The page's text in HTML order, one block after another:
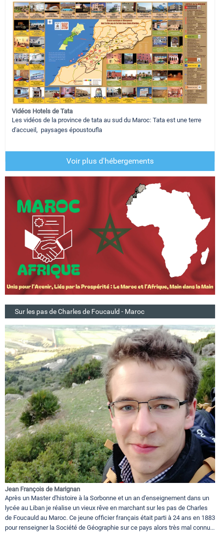
Vidéos Hotels de Tata
Les vidéos de la province de tata au sud du Maroc: Tata est une terre
d'accueil, paysages époustoufla
Voir plus d'hébergements
Sur les pas de Charles de Foucauld - Maroc
Jean François de Marignan
Après un Master d'histoire à la Sorbonne et un an d'enseignement dans un
lycée au Liban je réalise un vieux rêve en marchant sur les pas de Charles
de Foucauld au Maroc. Ce jeune officier français était parti à 24 ans en 1883
pour renseigner la Société de Géographie sur ce pays alors très mal connu...